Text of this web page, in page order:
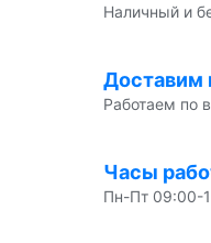
Наличный и
Доставим
Работаем по
Часы
Пн-Пт 09:00-